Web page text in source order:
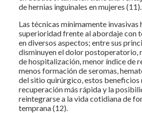
de hernias inguinales en mujeres (11).
Las técnicas mínimamente invasivas
superioridad frente al abordaje con
en diversos aspectos; entre sus
disminuyen el dolor postoperatorio,
de hospitalización, menor índice de
menos formación de seromas,
del sitio quirúrgico, estos beneficios
recuperación más rápida y la
reintegrarse a la vida cotidiana de
temprana (12).